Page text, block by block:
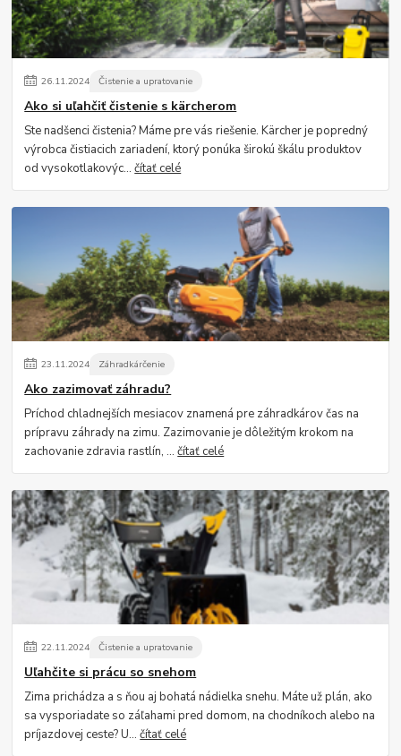
26.11.2024 Čistenie a upratovanie
Ako si uľahčiť čistenie s kärcherom
Ste nadšenci čistenia? Máme pre vás riešenie. Kärcher je popredný
výrobca čistiacich zariadení, ktorý ponúka širokú škálu produktov
od vysokotlakovýc...čítať celé
23.11.2024 Záhradkárčenie
Ako zazimovať záhradu?
Príchod chladnejších mesiacov znamená pre záhradkárov čas na
prípravu záhrady na zimu. Zazimovanie je dôležitým krokom na
zachovanie zdravia rastlín, ...čítať celé
22.11.2024 Čistenie a upratovanie
Uľahčite si prácu so snehom
Zima prichádza a s ňou aj bohatá nádielka snehu. Máte už plán, ako
sa vysporiadate so záľahami pred domom, na chodníkoch alebo na
príjazdovej ceste? U...čítať celé